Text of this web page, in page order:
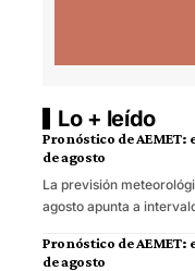
Lo + leído
Pronóstico de AEMET:
de agosto
La previsión
agosto apunta a
Pronóstico de AEMET:
de agosto